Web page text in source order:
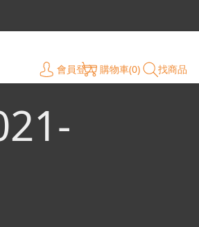
會員登入 購物車(0) 找商品